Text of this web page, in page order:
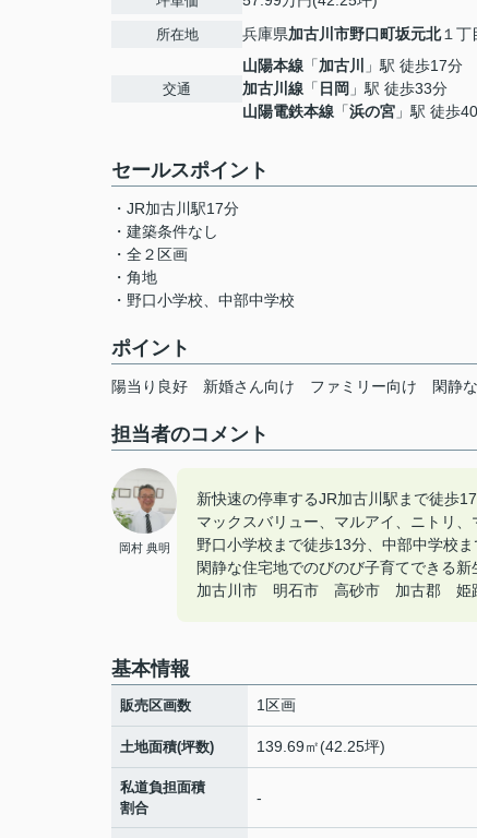
所在地 兵庫県加古川市野口町坂元北１丁
交通
山陽本線 「加古川
」駅 徒歩17分
加古川線 「 日岡 」駅 徒歩33分
山陽電鉄本線 「浜の宮 」駅 徒歩
セールスポイント
・JR加古川駅17分
・建築条件なし
・全２区画
・角地
・野口小学校、中部中学校
ポイント
陽当り良好 新婚さん向け ファミリー向け 閑静
担当者のコメント
岡村 典明
新快速の停車するJR加古川駅まで徒歩17
マックスバリュー、マルアイ、ニトリ、
野口小学校まで徒歩13分、中部中学校ま
閑静な住宅地でのびのび子育てできる新
加古川市 明石市 高砂市 加古郡 姫路
基本情報
販売区画数 1区画
土地面積(坪数) 139.69㎡(42.25坪)
私道負担面積
割合
-